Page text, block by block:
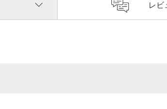
レビ